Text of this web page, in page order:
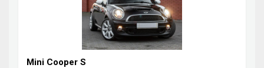
Mini Cooper S